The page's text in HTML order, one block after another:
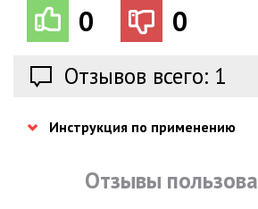
0 0
Отзывов всего: 1
Инструкция по применению
Отзывы